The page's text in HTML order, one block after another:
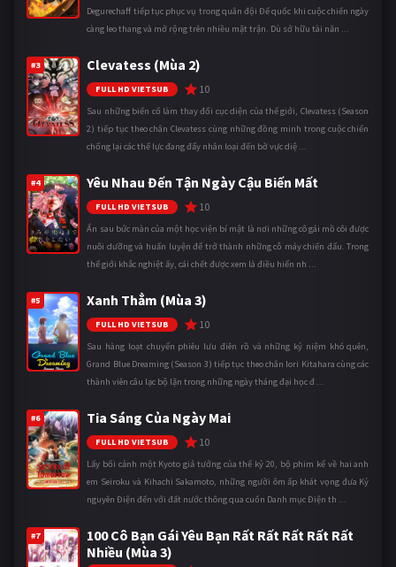
Degurechaff tiếp tục phục vụ trong quân đội Đế quốc khi cuộc chiến ngày
càng leo thang và mở rộng trên nhiều mặt trận. Dù sở hữu tài năn ...
#3 Clevatess (Mùa 2)
FULL HD VIETSUB 10
Sau những biến cố làm thay đổi cục diện của thế giới, Clevatess (Season
2) tiếp tục theo chân Clevatess cùng những đồng minh trong cuộc chiến
chống lại các thế lực đang đẩy nhân loại đến bờ vực diệ ...
#4 Yêu Nhau Đến Tận Ngày Cậu Biến Mất
FULL HD VIETSUB 10
Ẩn sau bức màn của một học viện bí mật là nơi những cô gái mồ côi được
nuôi dưỡng và huấn luyện để trở thành những cỗ máy chiến đấu. Trong
thế giới khắc nghiệt ấy, cái chết được xem là điều hiển nh ...
#5 Xanh Thẳm (Mùa 3)
FULL HD VIETSUB 10
Sau hàng loạt chuyến phiêu lưu điên rồ và những kỷ niệm khó quên,
Grand Blue Dreaming (Season 3) tiếp tục theo chân Iori Kitahara cùng các
thành viên câu lạc bộ lặn trong những ngày tháng đại học đ ...
#6 Tia Sáng Của Ngày Mai
FULL HD VIETSUB 10
Lấy bối cảnh một Kyoto giả tưởng của thế kỷ 20, bộ phim kể về hai anh
em Seiroku và Kihachi Sakamoto, những người ôm ấp khát vọng đưa Kỷ
nguyên Điện đến với đất nước thông qua cuốn Danh mục Điện th ...
#7
100 Cô Bạn Gái Yêu Bạn Rất Rất Rất Rất Rất
Nhiều (Mùa 3)